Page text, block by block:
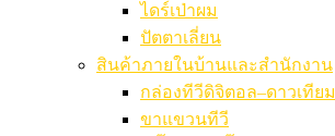
ไดร์เป่าผม
ปัตตาเลี่ยน
สินค้าภายในบ้านและสำนักงาน
กล่องทีวีดิจิตอล–ดาวเทียม
ขาแขวนทีวี